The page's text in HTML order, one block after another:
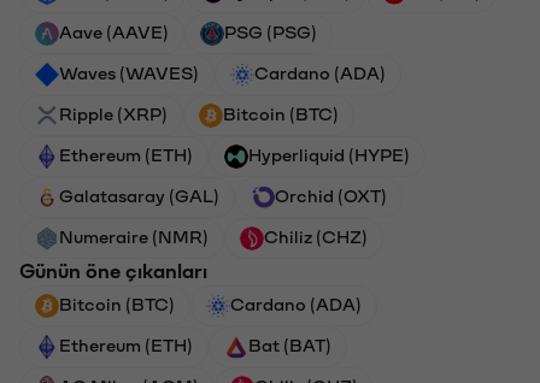
Aave (AAVE) PSG (PSG)
Waves (WAVES) Cardano (ADA)
Ripple (XRP) Bitcoin (BTC)
Ethereum (ETH) Hyperliquid (HYPE)
Galatasaray (GAL) Orchid (OXT)
Numeraire (NMR) Chiliz (CHZ)
Günün öne çıkanları
Bitcoin (BTC) Cardano (ADA)
Ethereum (ETH) Bat (BAT)